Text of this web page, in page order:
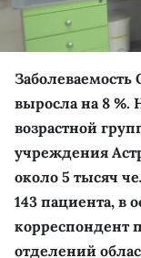
выросла на 8 %.
возрастной
учреждения
около 5 тысяч
143 пациента, в
корреспондент
отделений